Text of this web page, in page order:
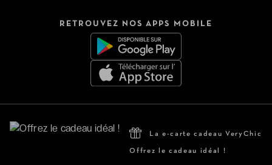
RETROUVEZ NOS APPS MOBILE
La e-carte cadeau VeryChic
Offrez le cadeau idéal !